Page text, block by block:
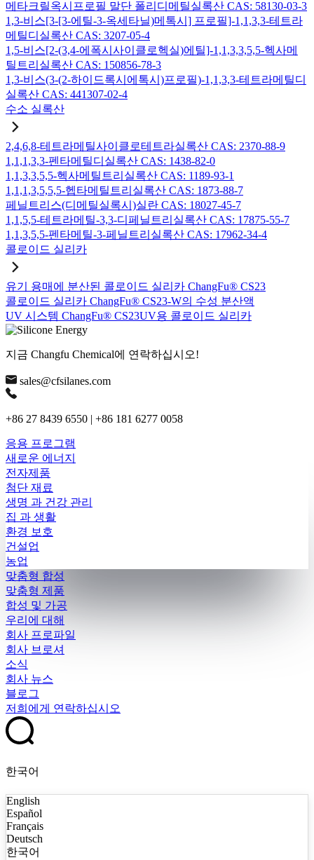
메타크릴옥시프로필 말단 폴리디메틸실록산 CAS: 58130-03-3
1,3-비스[3-[3-에틸-3-옥세타닐)메톡시] 프로필]-1,1,3,3-테트라
메틸디실록산 CAS: 3207-05-4
1,5-비스[2-(3,4-에폭시사이클로헥실)에틸]-1,1,3,3,5,5-헥사메
틸트리실록산 CAS: 150856-78-3
1,3-비스(3-(2-하이드록시에톡시)프로필)-1,1,3,3-테트라메틸디
실록산 CAS: 441307-02-4
수소 실록산
2,4,6,8-테트라메틸사이클로테트라실록산 CAS: 2370-88-9
1,1,1,3,3-펜타메틸디실록산 CAS: 1438-82-0
1,1,3,3,5,5-헥사메틸트리실록산 CAS: 1189-93-1
1,1,1,3,5,5,5-헵타메틸트리실록산 CAS: 1873-88-7
페닐트리스(디메틸실록시)실란 CAS: 18027-45-7
1,1,5,5-테트라메틸-3,3-디페닐트리실록산 CAS: 17875-55-7
1,1,3,5,5-펜타메틸-3-페닐트리실록산 CAS: 17962-34-4
콜로이드 실리카
유기 용매에 분산된 콜로이드 실리카 ChangFu® CS23
콜로이드 실리카 ChangFu® CS23-W의 수성 분산액
UV 시스템 ChangFu® CS23UV용 콜로이드 실리카
지금 Changfu Chemical에 연락하십시오!
sales@cfsilanes.com
+86 27 8439 6550 | +86 181 6277 0058
응용 프로그램
새로운 에너지
전자제품
첨단 재료
생명 과 건강 관리
집 과 생활
환경 보호
건설업
농업
맞춤형 합성
맞춤형 제품
합성 및 가공
우리에 대해
회사 프로파일
회사 브로셔
소식
회사 뉴스
블로그
저희에게 연락하십시오
한국어
English
Español
Français
Deutsch
한국어